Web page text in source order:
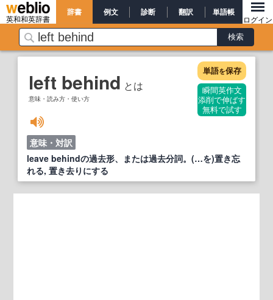
英和和英辞書
辞書 例文 診断 翻訳 単語帳
ログイン
left behind とは
意味・読み方・使い方
単語を保存
瞬間英作文
添削で伸ばす
無料で試す
意味・対訳
leave behindの過去形、または過去分詞。(…を)置き忘
れる, 置き去りにする